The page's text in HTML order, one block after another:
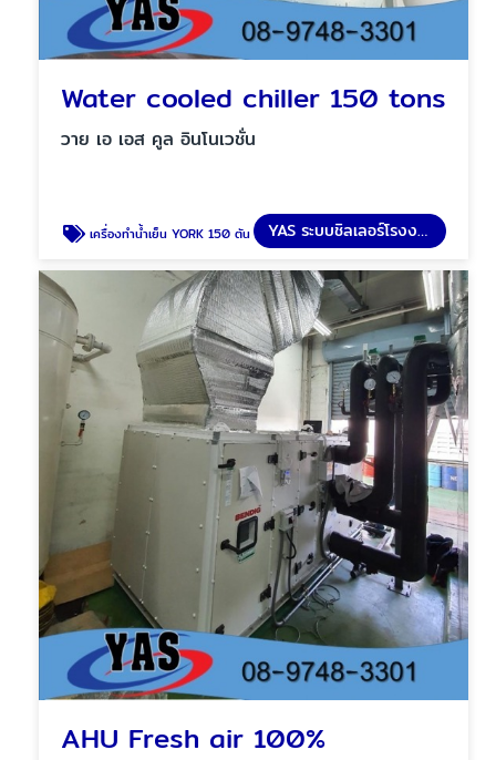
Water cooled chiller 150 tons
วาย เอ เอส คูล อินโนเวชั่น
เครื่องทำน้ำเย็น YORK 150 ตัน YAS ระบบชิลเลอร์โรงงาน
AHU Fresh air 100%